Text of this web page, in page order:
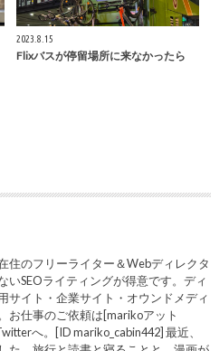
2023.8.15
Flixバスが停留場所に来なかったら
住のフリーライター＆Webディレクタ
いSEOライティングが得意です。ディ
サイト・企業サイト・オウンドメディ
お仕事のご依頼は[marikoアット
へ。[ID mariko_cabin442] 最近、